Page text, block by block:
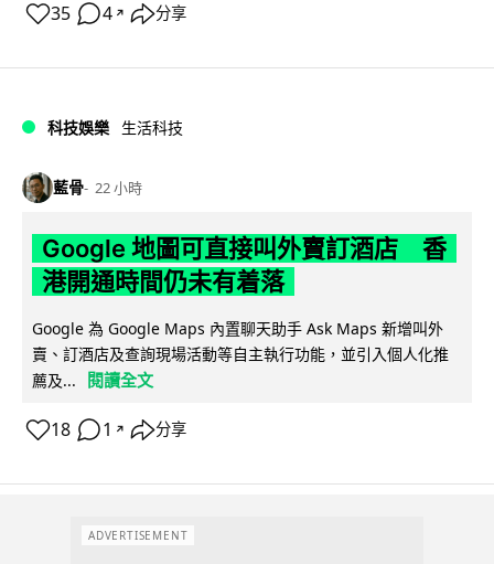
35 4 ↗ 分享
科技娛樂 生活科技
藍骨 22 小時
Google 地圖可直接叫外賣訂酒店 香
港開通時間仍未有着落
Google 為 Google Maps 內置聊天助手 Ask Maps 新增叫外
賣、訂酒店及查詢現場活動等自主執行功能，並引入個人化推
薦及...
閱讀全文
18 1 ↗ 分享
ADVERTISEMENT